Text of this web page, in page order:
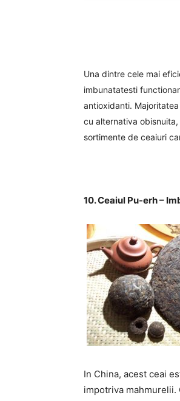
Una dintre cele mai
imbunatatesti
antioxidanti.
cu alternativa
sortimente de ceaiuri
10. Ceaiul Pu-erh –
In China, acest ceai
impotriva